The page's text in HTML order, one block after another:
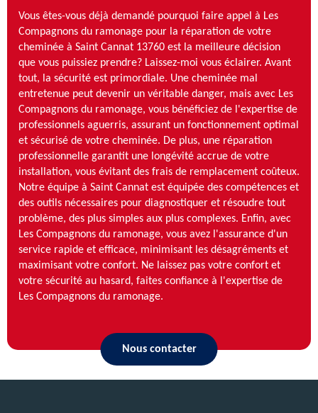
Vous êtes-vous déjà demandé pourquoi faire appel à Les
Compagnons du ramonage pour la réparation de votre
cheminée à Saint Cannat 13760 est la meilleure décision
que vous puissiez prendre? Laissez-moi vous éclairer. Avant
tout, la sécurité est primordiale. Une cheminée mal
entretenue peut devenir un véritable danger, mais avec Les
Compagnons du ramonage, vous bénéficiez de l'expertise de
professionnels aguerris, assurant un fonctionnement optimal
et sécurisé de votre cheminée. De plus, une réparation
professionnelle garantit une longévité accrue de votre
installation, vous évitant des frais de remplacement coûteux.
Notre équipe à Saint Cannat est équipée des compétences et
des outils nécessaires pour diagnostiquer et résoudre tout
problème, des plus simples aux plus complexes. Enfin, avec
Les Compagnons du ramonage, vous avez l'assurance d'un
service rapide et efficace, minimisant les désagréments et
maximisant votre confort. Ne laissez pas votre confort et
votre sécurité au hasard, faites confiance à l'expertise de
Les Compagnons du ramonage.
Nous contacter